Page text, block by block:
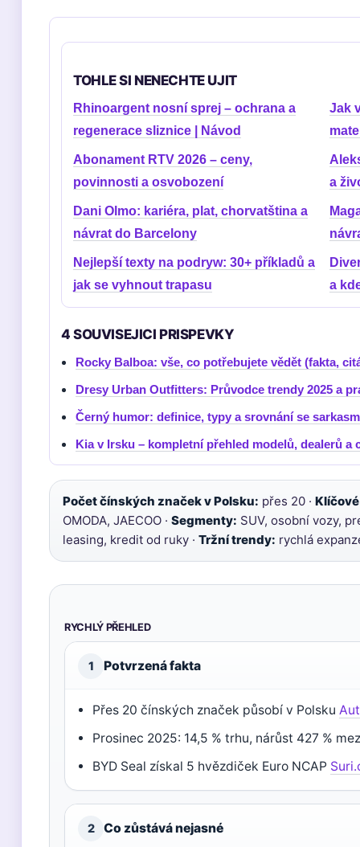
TOHLE SI NENECHTE UJIT
Rhinoargent nosní sprej – ochrana a
regenerace sliznice | Návod
Jak
Abonament RTV 2026 – ceny,
povinnosti a osvobození
a
Dani Olmo: kariéra, plat, chorvatština a
návrat do Barcelony
Nejlepší texty na podryw: 30+ příkladů a
jak se vyhnout trapasu
a
4 SOUVISEJICI PRISPEVKY
Rocky Balboa: vše, co potřebujete vědět (fakta,
Dresy Urban Outfitters: Průvodce trendy 2025 a
Černý humor: definice, typy a srovnání se
Kia v Irsku – kompletní přehled modelů, dealerů a
Počet čínských značek v Polsku: přes 20 ·
OMODA, JAECOO · Segmenty: SUV, osobní vozy,
leasing, kredit od ruky · Tržní trendy: rychlá
RYCHLÝ PŘEHLED
1 Potvrzená fakta
Přes 20 čínských značek působí v Polsku
Prosinec 2025: 14,5 % trhu, nárůst 427 %
BYD Seal získal 5 hvězdiček Euro NCAP
2 Co zůstává nejasné